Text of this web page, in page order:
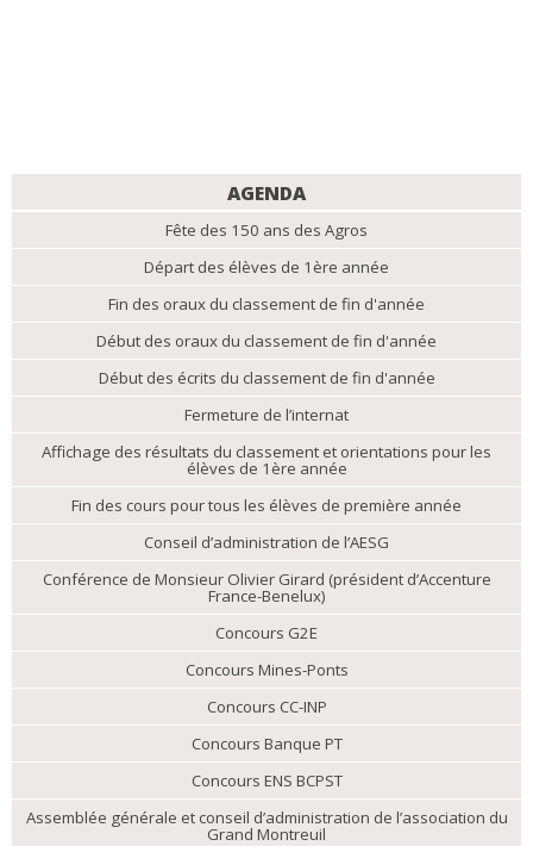
AGENDA
Fête des 150 ans des Agros
Départ des élèves de 1ère année
Fin des oraux du classement de fin d'année
Début des oraux du classement de fin d'année
Début des écrits du classement de fin d'année
Fermeture de l’internat
Affichage des résultats du classement et orientations pour les
élèves de 1ère année
Fin des cours pour tous les élèves de première année
Conseil d’administration de l’AESG
Conférence de Monsieur Olivier Girard (président d’Accenture
France-Benelux)
Concours G2E
Concours Mines-Ponts
Concours CC-INP
Concours Banque PT
Concours ENS BCPST
Assemblée générale et conseil d’administration de l’association du
Grand Montreuil